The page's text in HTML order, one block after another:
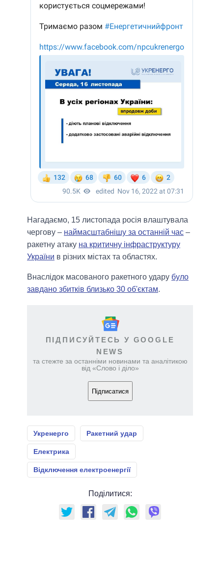
Нагадаємо, 15 листопада росія влаштувала
чергову – наймасштабнішу за останній час –
ракетну атаку на критичну інфраструктуру
України в різних містах та областях.
Внаслідок масованого ракетного удару було
завдано збитків близько 30 об'єктам.
ПІДПИСУЙТЕСЬ У GOOGLE
NEWS
та стежте за останніми новинами та аналітикою
від «Слово і діло»
Підписатися
Укренерго Ракетний удар
Електрика
Відключення електроенергії
Поділитися: